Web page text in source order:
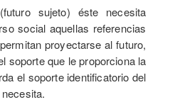
sujeto) éste necesita
social aquellas referencias
proyectarse al futuro,
soporte que le proporciona la
el soporte identificatorio del